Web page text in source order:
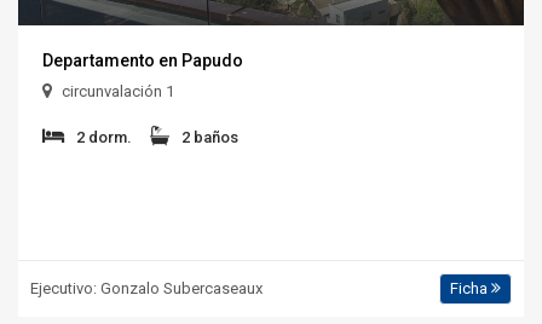
Departamento en Papudo
circunvalación 1
2 dorm. 2 baños
Ejecutivo: Gonzalo Subercaseaux Ficha